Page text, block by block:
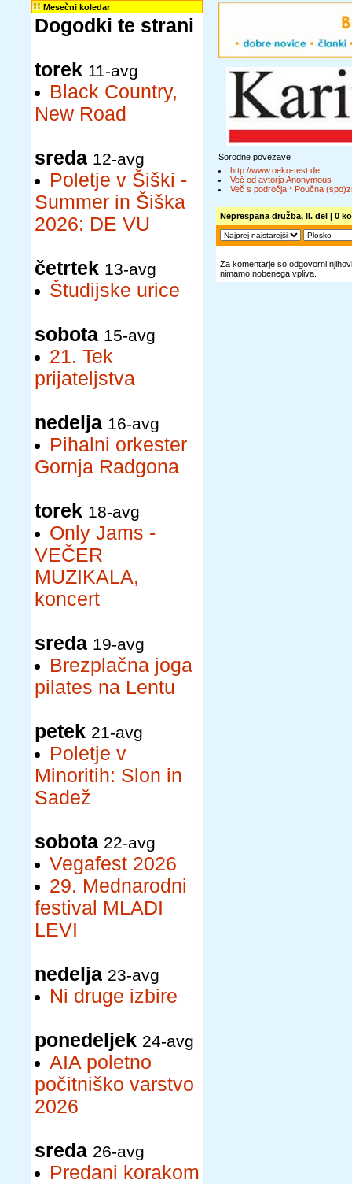
Mesečni koledar
Dogodki te strani
torek 11-avg
Black Country,
New Road
sreda 12-avg
Poletje v Šiški -
Summer in Šiška
2026: DE VU
četrtek 13-avg
Študijske urice
sobota 15-avg
21. Tek
prijateljstva
nedelja 16-avg
Pihalni orkester
Gornja Radgona
torek 18-avg
Only Jams -
VEČER
MUZIKALA,
koncert
sreda 19-avg
Brezplačna joga
pilates na Lentu
petek 21-avg
Poletje v
Minoritih: Slon in
Sadež
sobota 22-avg
Vegafest 2026
29. Mednarodni
festival MLADI
LEVI
nedelja 23-avg
Ni druge izbire
ponedeljek 24-avg
AIA poletno
počitniško varstvo
2026
sreda 26-avg
Predani korakom
Sorodne povezave
http://www.oeko-test.de
Več od avtorja Anonymous
Več s področja * Poučna
Neprespana družba, II. del | 0
Za komentarje so odgovorni
nimamo nobenega vpliva.